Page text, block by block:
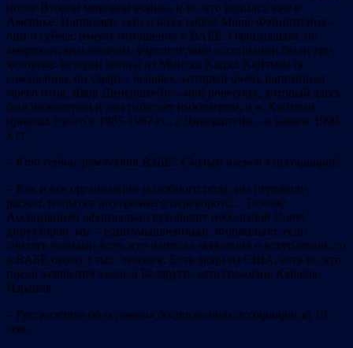
после Второй мировой войны, и те, кто родился уже в
Америке. Например, сын и внук рабби Моше Файнштейна –
они и сейчас имеют отношение к ВАБЕ. Официально, по
американским законам, учредителями ассоциации были три
человека: ветеран войны из Минска Хацкл Хайтман (к
сожалению, он умер) – человек, который очень напоминал
моего отца, Яков Динерштейн – мой ровесник, который здесь
был инженером и там работает инженером, и я. Хайтман
приехал где-то в 1985-1987 гг., а Динерштейн – в начале 1990-
х гг.
– Кто сейчас руководит ВАБЕ? Сколько членов в ассоциации?
– Как и все организации подобного рода, мы пережили
раскол, попытку внутреннего переворота… Сейчас
Ассоциацией официально руководит небольшой Совет
директоров, мы – единомышленники. Формально, если
считать членами всех, кто написал заявления о вступлении, то
в ВАБЕ около 3 тыс. человек. Есть люди из США, есть те, кто
писал заявления здесь, в Беларуси, есть граждане Канады,
Израиля.
– Расскажите об основных достижениях ассоциации за 10
лет.